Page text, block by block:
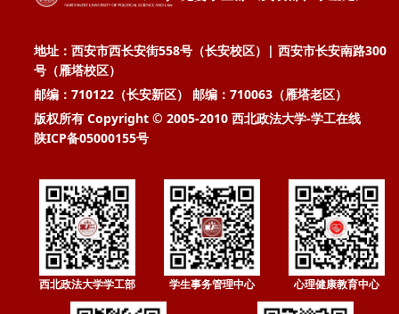
地址：西安市西长安街558号（长安校区）| 西安市长安南路300
号（雁塔校区）
邮编：710122（长安新区） 邮编：710063（雁塔老区）
版权所有 Copyright © 2005-2010 西北政法大学-学工在线
陕ICP备05000155号
西北政法大学学工部 学生事务管理中心 心理健康教育中心